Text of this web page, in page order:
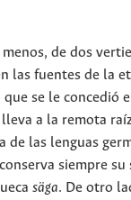
de dos
las fuentes de la
se le concedió
a la remota
de las lenguas
siempre su
säga. De otro